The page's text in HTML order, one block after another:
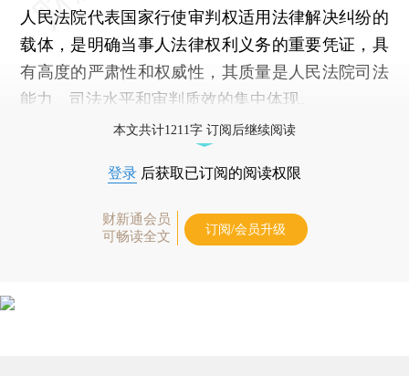
人民法院代表国家行使审判权适用法律解决纠纷的
载体，是明确当事人法律权利义务的重要凭证，具
有高度的严肃性和权威性，其质量是人民法院司法
能力、司法水平和审判质效的集中体现。
本文共计1211字 订阅后继续阅读
登录 后获取已订阅的阅读权限
财新通会员
可畅读全文
订阅/会员升级